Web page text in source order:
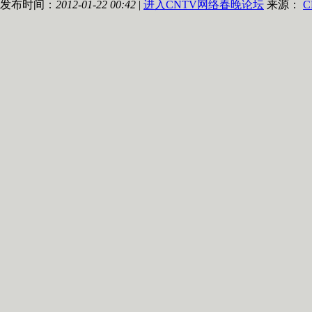
发布时间： 2012-01-22 00:42 | 进入CNTV网络春晚论坛 来源：